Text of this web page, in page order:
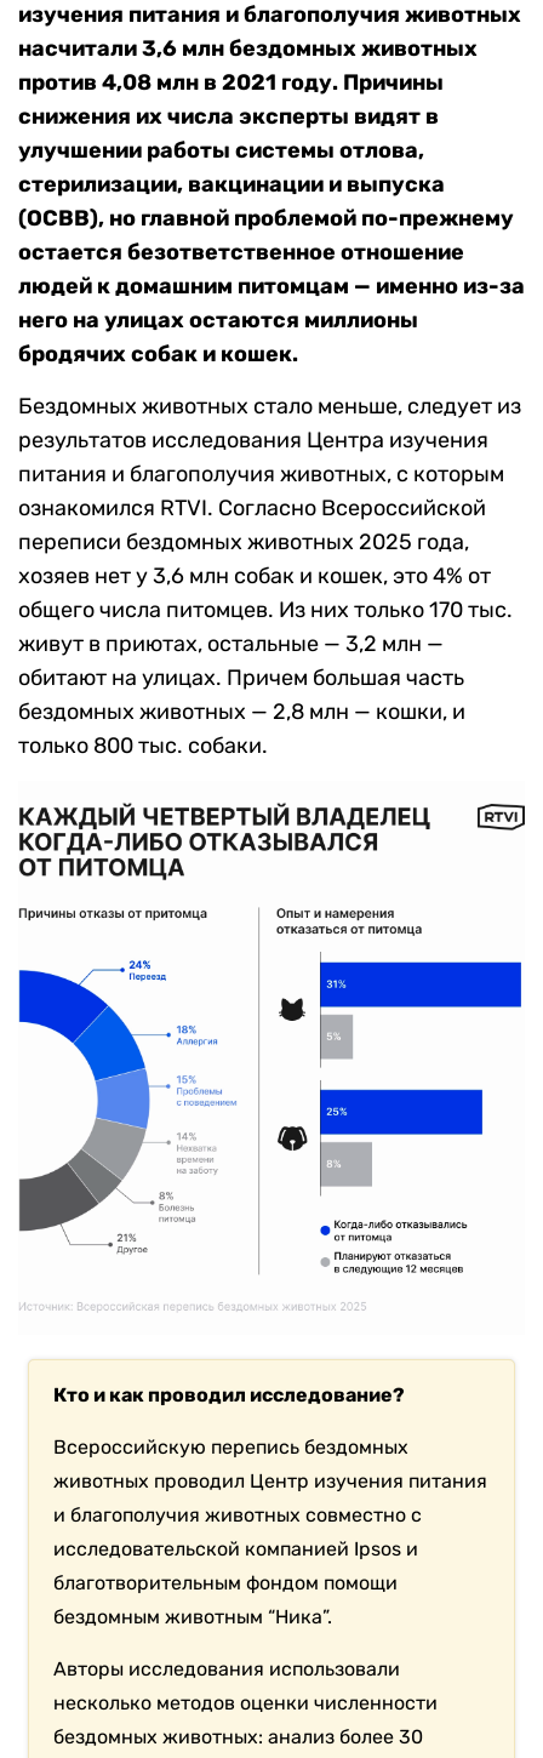
изучения питания и благополучия животных
насчитали 3,6 млн бездомных животных
против 4,08 млн в 2021 году. Причины
снижения их числа эксперты видят в
улучшении работы системы отлова,
стерилизации, вакцинации и выпуска
(ОСВВ), но главной проблемой по-прежнему
остается безответственное отношение
людей к домашним питомцам — именно из-за
него на улицах остаются миллионы
бродячих собак и кошек.
Бездомных животных стало меньше, следует из
результатов исследования Центра изучения
питания и благополучия животных, с которым
ознакомился RTVI. Согласно Всероссийской
переписи бездомных животных 2025 года,
хозяев нет у 3,6 млн собак и кошек, это 4% от
общего числа питомцев. Из них только 170 тыс.
живут в приютах, остальные — 3,2 млн —
обитают на улицах. Причем большая часть
бездомных животных — 2,8 млн — кошки, и
только 800 тыс. собаки.
Кто и как проводил исследование?
Всероссийскую перепись бездомных
животных проводил Центр изучения питания
и благополучия животных совместно с
исследовательской компанией Ipsos и
благотворительным фондом помощи
бездомным животным “Ника”.
Авторы исследования использовали
несколько методов оценки численности
бездомных животных: анализ более 30